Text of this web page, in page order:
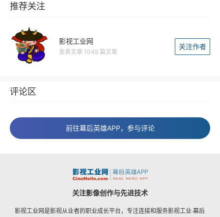
推荐关注
影视工业网
发表文章 1049 篇文章
关注作者
评论区
前往幕后英雄APP，参与评论
关注影像创作与先进技术
影视工业网是影视从业者的职业成长平台，专注连接和服务影视工业·幕后